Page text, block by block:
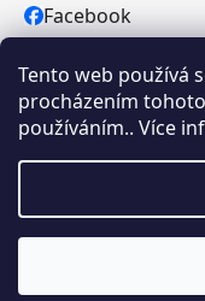
Tento web používá
procházením
používáním.. Více
Facebook
Upozorňujeme, že
může se lišit podle